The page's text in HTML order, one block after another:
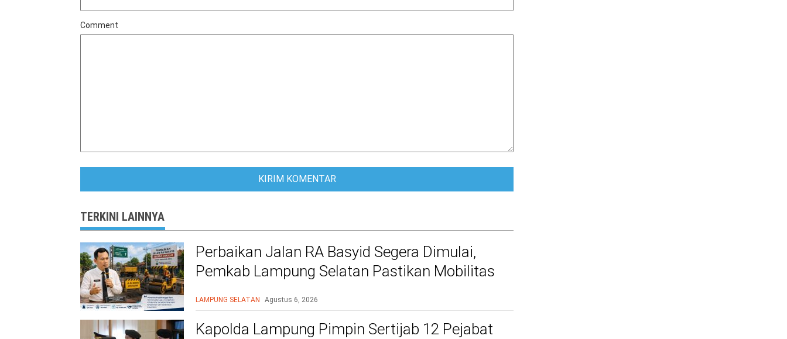
Comment
TERKINI LAINNYA
Perbaikan Jalan RA Basyid Segera Dimulai,
Pemkab Lampung Selatan Pastikan Mobilitas
LAMPUNG SELATAN Agustus 6, 2026
Kapolda Lampung Pimpin Sertijab 12 Pejabat